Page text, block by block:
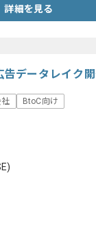
詳細を見る
告データレイク
BtoC向け